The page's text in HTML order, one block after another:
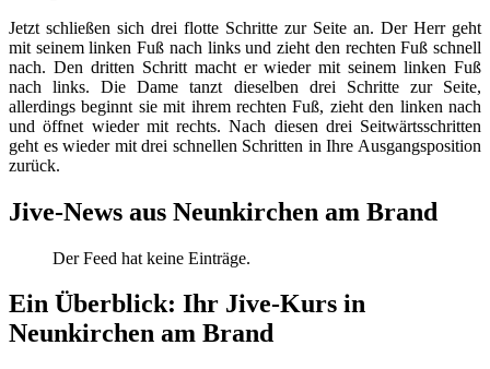
Jetzt schließen sich drei flotte Schritte zur Seite an. Der Herr geht
mit seinem linken Fuß nach links und zieht den rechten Fuß schnell
nach. Den dritten Schritt macht er wieder mit seinem linken Fuß
nach links. Die Dame tanzt dieselben drei Schritte zur Seite,
allerdings beginnt sie mit ihrem rechten Fuß, zieht den linken nach
und öffnet wieder mit rechts. Nach diesen drei Seitwärtsschritten
geht es wieder mit drei schnellen Schritten in Ihre Ausgangsposition
zurück.
Jive-News aus Neunkirchen am Brand
Der Feed hat keine Einträge.
Ein Überblick: Ihr Jive-Kurs in
Neunkirchen am Brand